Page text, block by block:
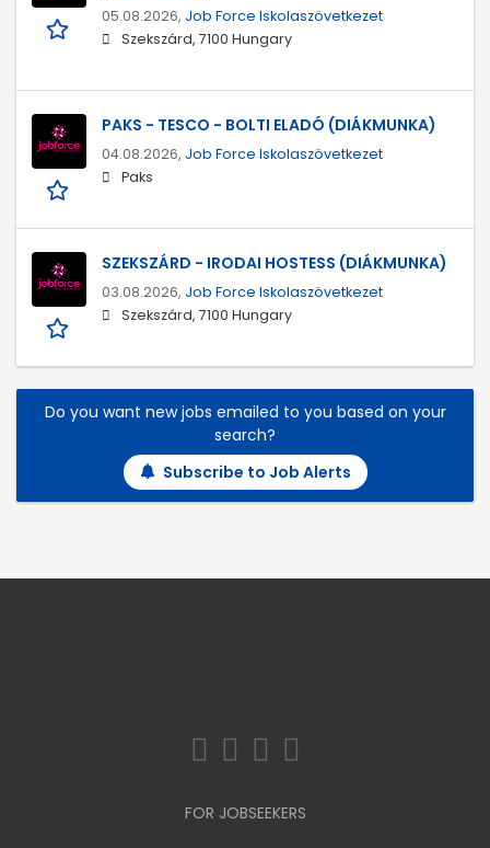
05.08.2026, Job Force Iskolaszövetkezet
Szekszárd, 7100 Hungary
PAKS - TESCO - BOLTI ELADÓ (DIÁKMUNKA)
04.08.2026, Job Force Iskolaszövetkezet
Paks
SZEKSZÁRD - IRODAI HOSTESS (DIÁKMUNKA)
03.08.2026, Job Force Iskolaszövetkezet
Szekszárd, 7100 Hungary
Do you want new jobs emailed to you based on your
search?
Subscribe to Job Alerts
FOR JOBSEEKERS